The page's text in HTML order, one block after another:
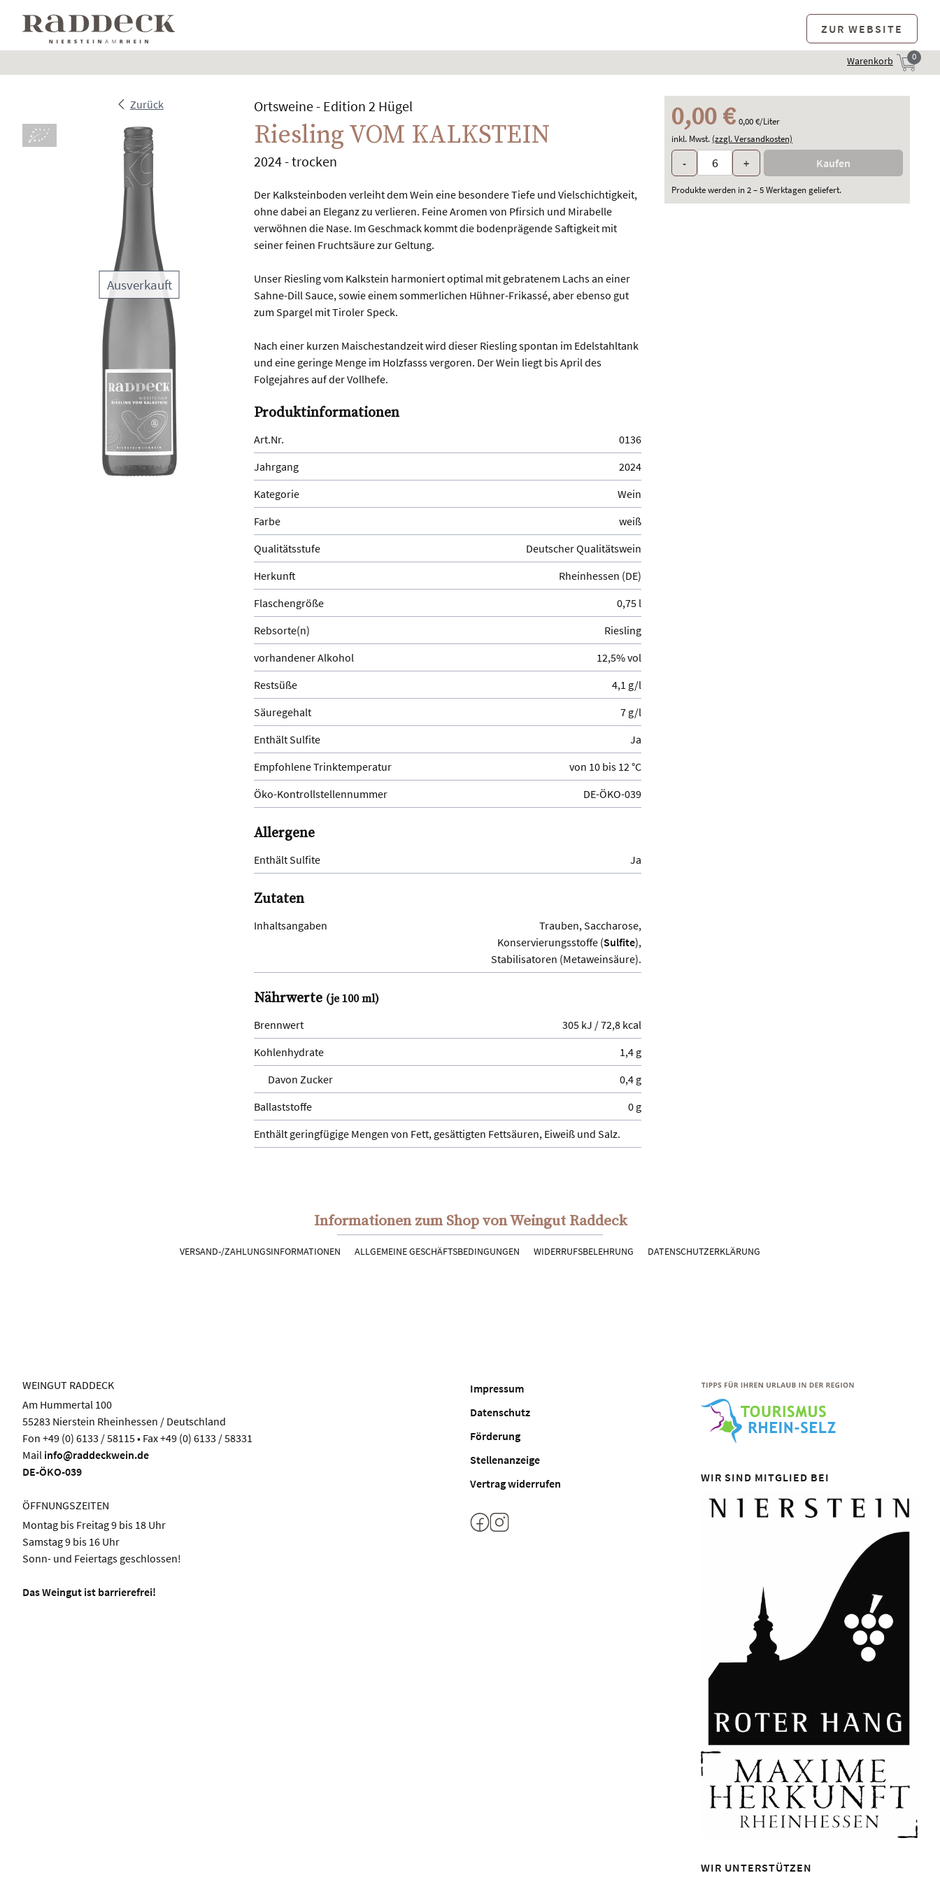
ZUR WEBSITE
Warenkorb 0
Bio
Zurück
Ausverkauft
Ortsweine - Edition 2 Hügel
Riesling VOM KALKSTEIN
2024 trocken
Beschreibung
Der Kalksteinboden verleiht dem Wein eine besondere Tiefe und Vielschichtigkeit,
ohne dabei an Eleganz zu verlieren. Feine Aromen von Pfirsich und Mirabelle
verwöhnen die Nase. Im Geschmack kommt die bodenprägende Saftigkeit mit
seiner feinen Fruchtsäure zur Geltung.
Unser Riesling vom Kalkstein harmoniert optimal mit gebratenem Lachs an einer
Sahne-Dill Sauce, sowie einem sommerlichen Hühner-Frikassé, aber ebenso gut
zum Spargel mit Tiroler Speck.
Nach einer kurzen Maischestandzeit wird dieser Riesling spontan im Edelstahltank
und eine geringe Menge im Holzfasss vergoren. Der Wein liegt bis April des
Folgejahres auf der Vollhefe.
Produktinformationen
Art.Nr.
0136
Jahrgang
2024
Kategorie
Wein
Farbe
weiß
Qualitätsstufe
Deutscher Qualitätswein
Herkunft
Rheinhessen (DE)
Flaschengröße
0,75 l
Rebsorte(n)
Riesling
vorhandener Alkohol
12,5% vol
Restsüße
4,1 g/l
Säuregehalt
7 g/l
Enthält Sulfite
Ja
Empfohlene Trinktemperatur
von 10 bis 12 °C
Öko-Kontrollstellennummer
DE-ÖKO-039
Allergene
Enthält Sulfite Ja
Zutaten
Inhaltsangaben
Trauben, Saccharose,
Konservierungsstoffe (Sulfite),
Stabilisatoren (Metaweinsäure).
Nährwerte (je 100 ml)
Brennwert
305 kJ / 72,8 kcal
Kohlenhydrate
1,4 g
Davon Zucker
0,4 g
Ballaststoffe
0 g
Enthält geringfügige Mengen von Fett, gesättigten Fettsäuren, Eiweiß und Salz.
0,00 € 0,00 €/Liter
inkl. Mwst. (zzgl. Versandkosten)
- Weniger
Menge + Kaufen
Produkte werden in 2 – 5 Werktagen geliefert.
Informationen zum Shop von Weingut Raddeck
VERSAND-/ZAHLUNGSINFORMATIONEN ALLGEMEINE GESCHÄFTSBEDINGUNGEN WIDERRUFSBELEHRUNG DATENSCHUTZERKLÄRUNG
WEINGUT RADDECK
Am Hummertal 100
55283 Nierstein Rheinhessen / Deutschland
Fon +49 (0) 6133 / 58115 • Fax +49 (0) 6133 / 58331
Mail info@raddeckwein.de
DE-ÖKO-039
ÖFFNUNGSZEITEN
Montag bis Freitag 9 bis 18 Uhr
Samstag 9 bis 16 Uhr
Sonn- und Feiertags geschlossen!
Das Weingut ist barrierefrei!
Impressum
Datenschutz
Förderung
Stellenanzeige
Vertrag widerrufen
WIR SIND MITGLIED BEI
WIR UNTERSTÜTZEN